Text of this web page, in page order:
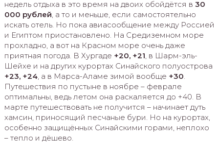
недель отдыха в это время на двоих обойдётся в 30
000 рублей , а то и меньше, если самостоятельно
искать отель. Но пока авиасообщение между Россией
и Египтом приостановлено. На Средиземном море
прохладно, а вот на Красном море очень даже
приятная погода. В Хургаде +20, +21 , в Шарм-эль-
Шейхе и на других курортах Синайского полуострова
+23, +24, а в Марса-Аламе зимой вообще +30
Путешествия по пустыне в ноябре – феврале
оптимальны, ведь летом она раскаляется до +40. В
марте путешествовать не получится – начинает дуть
хамсин, приносящий песчаные бури. Но на курортах,
особенно защищённых Синайскими горами, неплохо
– тепло и дёшево.